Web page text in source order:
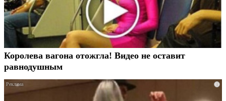
Королева вагона отожгла! Видео не оставит
равнодушным
i